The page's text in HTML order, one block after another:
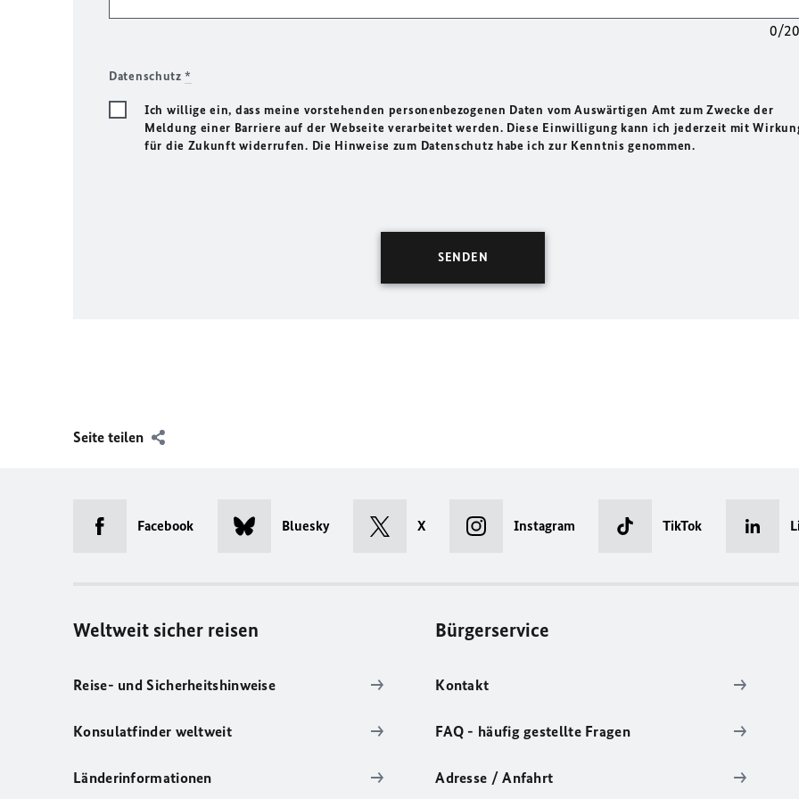
0/
Datenschutz*
Ich willige ein, dass meine vorstehenden personenbezogenen Daten vom Auswärtigen Amt zum Zwecke der
Meldung einer Barriere auf der Webseite verarbeitet werden. Diese Einwilligung kann ich jederzeit mit
für die Zukunft widerrufen. Die Hinweise zum Datenschutz habe ich zur Kenntnis genommen.
Seite teilen
Facebook Bluesky X Instagram TikTok
Weltweit sicher reisen
Reise- und Sicherheitshinweise
Konsulatfinder weltweit
Länderinformationen
Bürgerservice
Kontakt
FAQ - häufig gestellte Fragen
Adresse / Anfahrt